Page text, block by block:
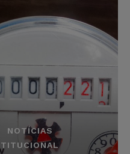
NOTÍCIAS